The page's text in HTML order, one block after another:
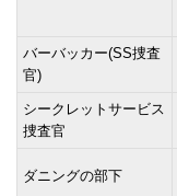
バーバッカー(SS捜査
官)
シークレットサービス
捜査官
ダニングの部下